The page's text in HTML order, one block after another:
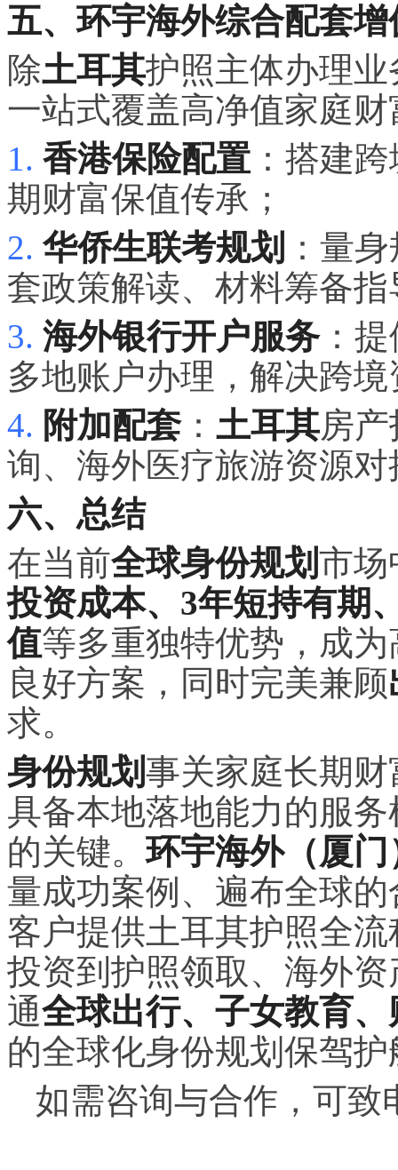
五、环宇海外综合配套增
除土耳其护照主体办理
一站式覆盖高净值家庭
1. 香港保险配置 ：搭建
期财富保值传承；
2. 华侨生联考规划 ：量
套政策解读、材料筹备指
3. 海外银行开户服务：提
多地账户办理，解决跨
4. 附加配套： 土耳其房
询、海外医疗旅游资源对
六、总结
在当前全球身份规划市场
投资成本、3年短持有期
值等多重独特优势，成
良好方案，同时完美兼顾
求。
身份规划事关家庭长期
具备本地落地能力的服
的关键。环宇海外（厦门
量成功案例、遍布全球
客户提供土耳其护照全
投资到护照领取、海外
通全球出行、子女教育
的全球化身份规划保驾护
如需咨询与合作，可致